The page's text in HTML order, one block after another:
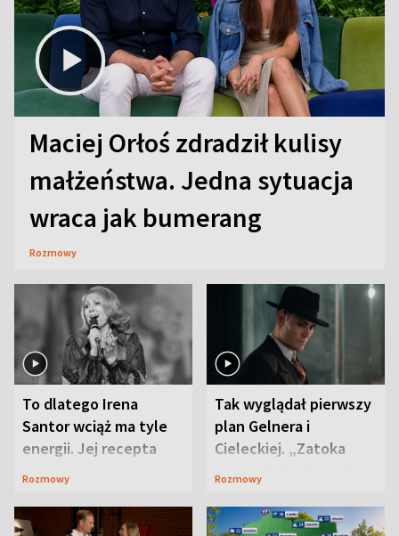
Maciej Orłoś zdradził kulisy
małżeństwa. Jedna sytuacja
wraca jak bumerang
Rozmowy
To dlatego Irena
Santor wciąż ma tyle
energii. Jej recepta
jest zaskakująco
Rozmowy
Tak wyglądał pierwszy
plan Gelnera i
Cieleckiej. „Zatoka
szpiegów” od razu ich
Rozmowy